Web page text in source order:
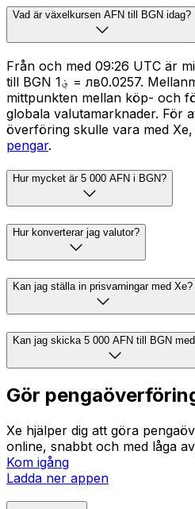
Vad är växelkursen AFN till BGN idag?
Från och med 09:26 UTC är
till BGN ؋1 = лв0.0257. Mellanmarknadskursen är
mittpunkten mellan köp- och
globala valutamarknader. För
överföring skulle vara med
pengar.
Hur mycket är 5 000 AFN i BGN?
Hur konverterar jag valutor?
Kan jag ställa in prisvarningar med Xe?
Kan jag skicka 5 000 AFN till BGN
Gör
Xe hjälper dig att göra
online, snabbt och med låga
Kom igång
Ladda ner appen